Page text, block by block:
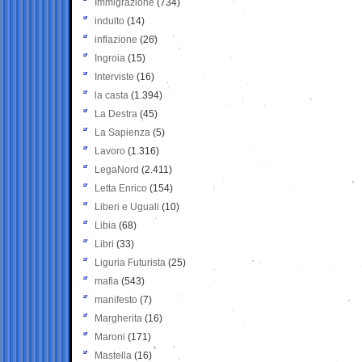
Immigrazione (734)
indulto (14)
inflazione (26)
Ingroia (15)
Interviste (16)
la casta (1.394)
La Destra (45)
La Sapienza (5)
Lavoro (1.316)
LegaNord (2.411)
Letta Enrico (154)
Liberi e Uguali (10)
Libia (68)
Libri (33)
Liguria Futurista (25)
mafia (543)
manifesto (7)
Margherita (16)
Maroni (171)
Mastella (16)